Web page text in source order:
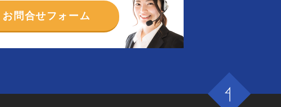
お問合せフォーム